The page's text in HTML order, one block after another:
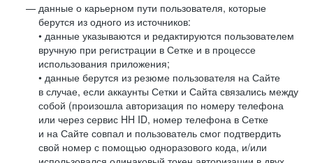
данные о карьерном пути пользователя, которые
берутся из одного из источников:
• данные указываются и редактируются пользователем
вручную при регистрации в Сетке и в процессе
использования приложения;
• данные берутся из резюме пользователя на Сайте
в случае, если аккаунты Сетки и Сайта связались между
собой (произошла авторизация по номеру телефона
или через сервис HH ID, номер телефона в Сетке
и на Сайте совпал и пользователь смог подтвердить
свой номер с помощью одноразового кода, и/или